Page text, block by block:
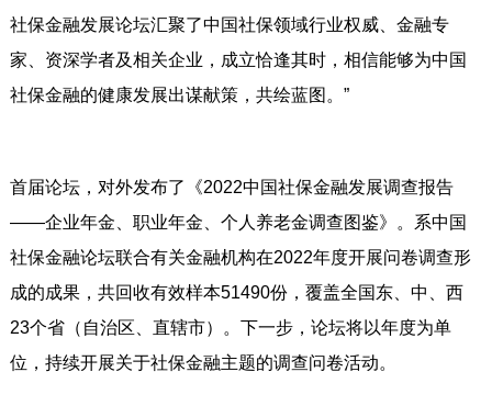
社保金融发展论坛汇聚了中国社保领域行业权威、金融专
家、资深学者及相关企业，成立恰逢其时，相信能够为中国
社保金融的健康发展出谋献策，共绘蓝图。”
首届论坛，对外发布了《2022中国社保金融发展调查报告
——企业年金、职业年金、个人养老金调查图鉴》。系中国
社保金融论坛联合有关金融机构在2022年度开展问卷调查形
成的成果，共回收有效样本51490份，覆盖全国东、中、西
23个省（自治区、直辖市）。下一步，论坛将以年度为单
位，持续开展关于社保金融主题的调查问卷活动。